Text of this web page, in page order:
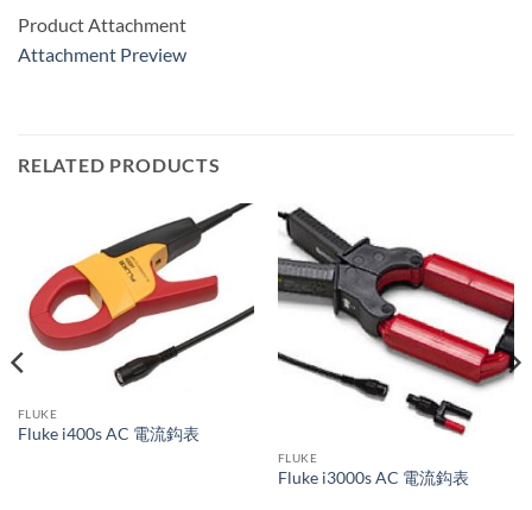
Product Attachment
Attachment Preview
RELATED PRODUCTS
FLUKE
Fluke i400s AC 電流鈎表
FLUKE
Fluke i3000s AC 電流鈎表